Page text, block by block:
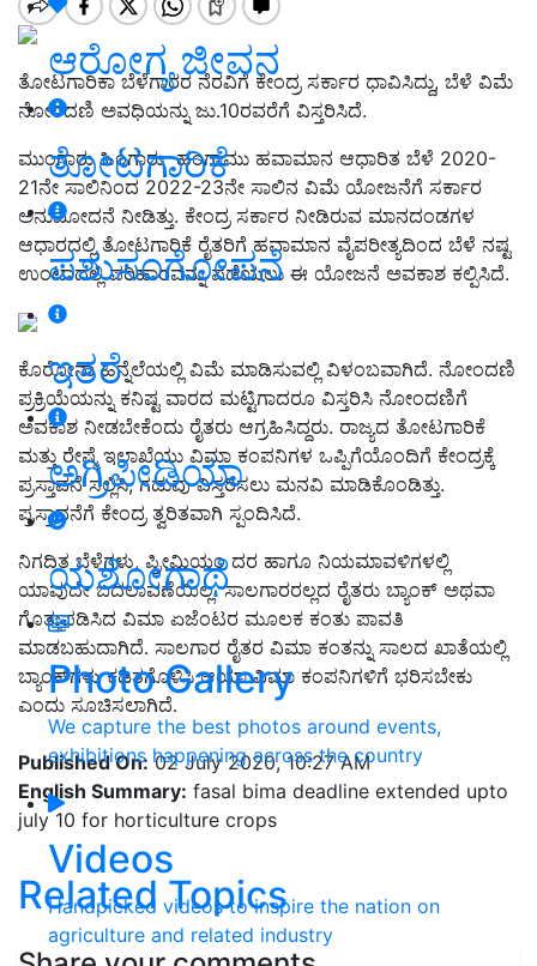
ಆರೋಗ್ಯ ಜೀವನ
ತೋಟಗಾರಿಕೆ
ಪಶುಸಂಗೋಪನೆ
ಇತರೆ
ಅಗ್ರಿಪೀಡಿಯಾ
ಯಶೋಗಾಥೆ
Photo Gallery
We capture the best photos around events,
exhibitions happening across the country
Videos
Handpicked videos to inspire the nation on
agriculture and related industry
ತೋಟಗಾರಿಕಾ ಬೆಳೆಗಾರರ ನೆರವಿಗೆ ಕೇಂದ್ರ ಸರ್ಕಾರ ಧಾವಿಸಿದ್ದು, ಬೆಳೆ ವಿಮೆ
ನೋಂದಣಿ ಅವಧಿಯನ್ನು ಜು.10ರವರೆಗೆ ವಿಸ್ತರಿಸಿದೆ.
ಮುಂಗಾರು ಹಿಂಗಾರು ಹಂಗಾಮು ಹವಾಮಾನ ಆಧಾರಿತ ಬೆಳೆ 2020-
21ನೇ ಸಾಲಿನಿಂದ 2022-23ನೇ ಸಾಲಿನ ವಿಮೆ ಯೋಜನೆಗೆ ಸರ್ಕಾರ
ಅನುಮೋದನೆ ನೀಡಿತ್ತು. ಕೇಂದ್ರ ಸರ್ಕಾರ ನೀಡಿರುವ ಮಾನದಂಡಗಳ
ಆಧಾರದಲ್ಲಿ ತೋಟಗಾರಿಕೆ ರೈತರಿಗೆ ಹವಾಮಾನ ವೈಪರೀತ್ಯದಿಂದ ಬೆಳೆ ನಷ್ಟ
ಉಂಟಾದಲ್ಲಿ ಪರಿಹಾರವನ್ನು ಪಡೆಯಲು ಈ ಯೋಜನೆ ಅವಕಾಶ ಕಲ್ಪಿಸಿದೆ.
ಕೊರೋನಾ ಹಿನ್ನೆಲೆಯಲ್ಲಿ ವಿಮೆ ಮಾಡಿಸುವಲ್ಲಿ ವಿಳಂಬವಾಗಿದೆ. ನೋಂದಣಿ
ಪ್ರಕ್ರಿಯೆಯನ್ನು ಕನಿಷ್ಟ ವಾರದ ಮಟ್ಟಿಗಾದರೂ ವಿಸ್ತರಿಸಿ ನೋಂದಣಿಗೆ
ಅವಕಾಶ ನೀಡಬೇಕೆಂದು ರೈತರು ಆಗ್ರಹಿಸಿದ್ದರು. ರಾಜ್ಯದ ತೋಟಗಾರಿಕೆ
ಮತ್ತು ರೇಷ್ಮೆ ಇಲಾಖೆಯು ವಿಮಾ ಕಂಪನಿಗಳ ಒಪ್ಪಿಗೆಯೊಂದಿಗೆ ಕೇಂದ್ರಕ್ಕೆ
ಪ್ರಸ್ತಾವನೆ ಸಲ್ಲಿಸಿ, ಗಡುವು ವಿಸ್ತರಿಸಲು ಮನವಿ ಮಾಡಿಕೊಂಡಿತ್ತು.
ಪ್ರಸ್ತಾವನೆಗೆ ಕೇಂದ್ರ ತ್ವರಿತವಾಗಿ ಸ್ಪಂದಿಸಿದೆ.
ನಿಗದಿತ ಬೆಳೆಗಳು, ಪ್ರೀಮಿಯಂ ದರ ಹಾಗೂ ನಿಯಮಾವಳಿಗಳಲ್ಲಿ
ಯಾವುದೇ ಬದಲಾವಣೆಯಿಲ್ಲ. ಸಾಲಗಾರರಲ್ಲದ ರೈತರು ಬ್ಯಾಂಕ್ ಅಥವಾ
ಗೊತ್ತುಪಡಿಸಿದ ವಿಮಾ ಏಜೆಂಟರ ಮೂಲಕ ಕಂತು ಪಾವತಿ
ಮಾಡಬಹುದಾಗಿದೆ. ಸಾಲಗಾರ ರೈತರ ವಿಮಾ ಕಂತನ್ನು ಸಾಲದ ಖಾತೆಯಲ್ಲಿ
ಬ್ಯಾಂಕ್​ಗಳು ಕಡಿತಗೊಳಿಸಿ ಆಯಾ ವಿಮಾ ಕಂಪನಿಗಳಿಗೆ ಭರಿಸಬೇಕು
ಎಂದು ಸೂಚಿಸಲಾಗಿದೆ.
Published On: 02 July 2020, 10:27 AM
English Summary: fasal bima deadline extended upto
july 10 for horticulture crops
Related Topics